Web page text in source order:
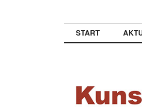
springen
START